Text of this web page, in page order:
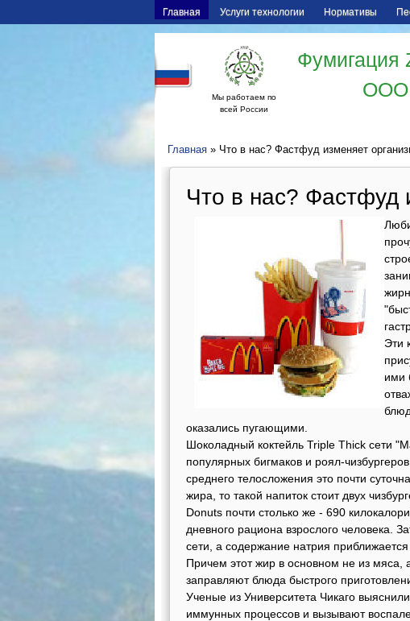
Главная Услуги технологии Нормативы
Мы работаем по
всей России
Фумигация
ООО
Главная » Что в нас? Фастфуд изменяет
Что в нас? Фастфуд
Эти
ими
оказались пугающими.
Шоколадный коктейль Triple Thick сети
популярных бигмаков и роял-
среднего телосложения это почти
жира, то такой напиток стоит двух
Donuts почти столько же - 690
дневного рациона взрослого человека.
сети, а содержание натрия
Причем этот жир в основном не из мяса,
заправляют блюда быстрого
Ученые из Университета Чикаго
иммунных процессов и вызывают